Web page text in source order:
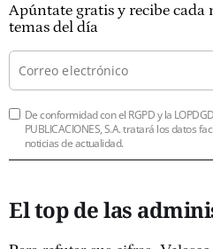
Apúntate gratis y recibe cada
temas del día
De conformidad con el RGPD y la
PUBLICACIONES, S.A. tratará los datos
noticias de actualidad.
El top de las